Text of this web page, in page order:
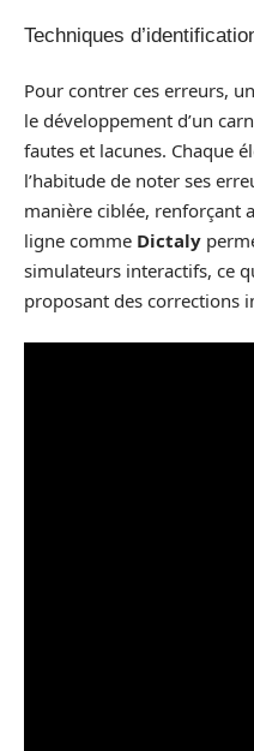
Techniques
Pour contrer ces erreurs,
le développement d’un
fautes et lacunes. Chaque
l’habitude de noter ses
manière ciblée, renforçant
ligne comme Dictaly
simulateurs interactifs, ce
proposant des corrections